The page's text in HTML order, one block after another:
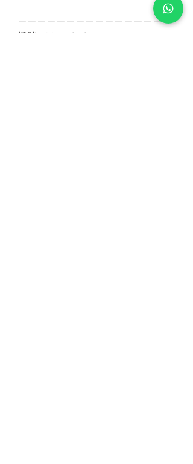
－－－－－－－－－－－－－－－－
編號：BPO-1016